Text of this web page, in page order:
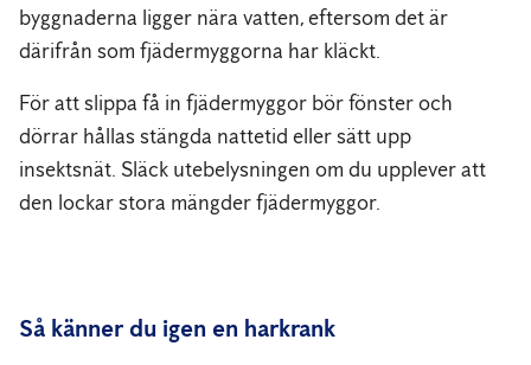
byggnaderna ligger nära vatten, eftersom det är
därifrån som fjädermyggorna har kläckt.
För att slippa få in fjädermyggor bör fönster och
dörrar hållas stängda nattetid eller sätt upp
insektsnät. Släck utebelysningen om du upplever att
den lockar stora mängder fjädermyggor.
Så känner du igen en harkrank